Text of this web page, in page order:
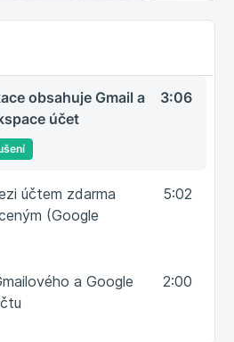
obsahuje Gmail a
účet
3:06
účtem zdarma
(Google
5:02
a Google
2:00